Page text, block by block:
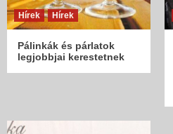
Hírek Hírek
Pálinkák és párlatok
legjobbjai kerestetnek